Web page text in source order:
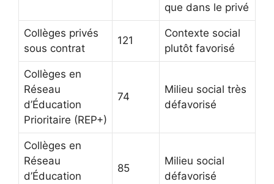
que dans le privé
Collèges privés
sous contrat
121
Contexte social
plutôt favorisé
Collèges en
Réseau
d’Éducation
Prioritaire (REP+)
74
Milieu social très
défavorisé
Collèges en
Réseau
d’Éducation
85
Milieu social
défavorisé